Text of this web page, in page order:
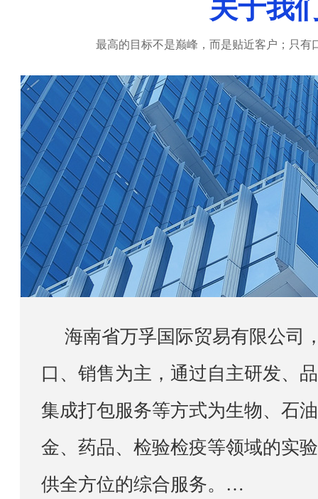
关于我
最高的目标不是巅峰，而是贴近客户；只有
口、销售为主，通过自主研发、
集成打包服务等方式为生物、石
金、药品、检验检疫等领域的实
供全方位的综合服务。